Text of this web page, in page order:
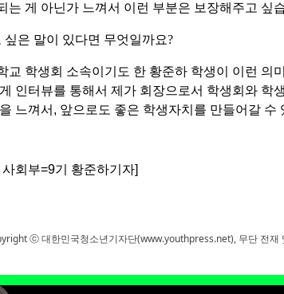
는 게 아닌가 느껴서 이런 부분은 보장해주고 싶
싶은 말이 있다면 무엇일까요?
교 학생회 소속이기도 한 황준하 학생이 이런 의
인터뷰를 통해서 제가 회장으로서 학생회와 학
느껴서 , 앞으로도 좋은 학생자치를 만들어갈 수
회부=9기 황준하기자]
ⓒ 대한민국청소년기자단(www.youthpress.net), 무단 전재